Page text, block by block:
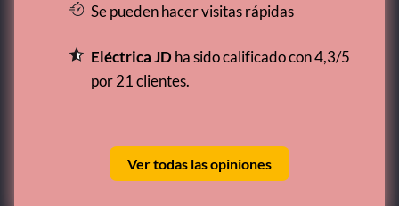
Se pueden hacer visitas rápidas
Eléctrica JDha sido calificado con 4,3/5
por 21 clientes.
Ver todas las opiniones